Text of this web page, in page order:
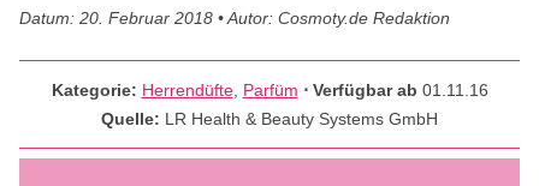
Datum: 20. Februar 2018 • Autor: Cosmoty.de Redaktion
Kategorie: Herrendüfte, Parfüm ⋅ Verfügbar ab 01.11.16
Quelle: LR Health & Beauty Systems GmbH